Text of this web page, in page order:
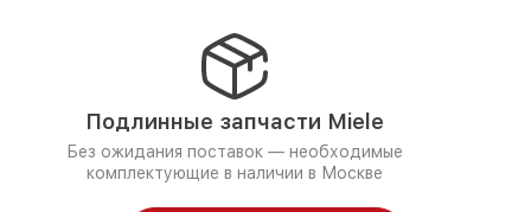
Подлинные запчасти Miele
Без ожидания поставок — необходимые
комплектующие в наличии в Москве